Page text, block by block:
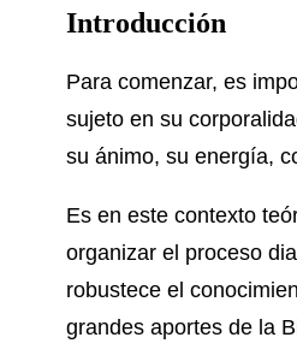
Introducción
Para comenzar, es
sujeto en su
su ánimo, su energía,
Es en este contexto
organizar el proceso
robustece el
grandes aportes de la